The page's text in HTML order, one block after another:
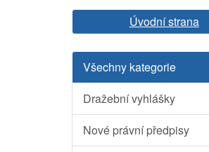
Úvodní strana
Všechny kategorie
Dražební vyhlášky
Nové právní předpisy